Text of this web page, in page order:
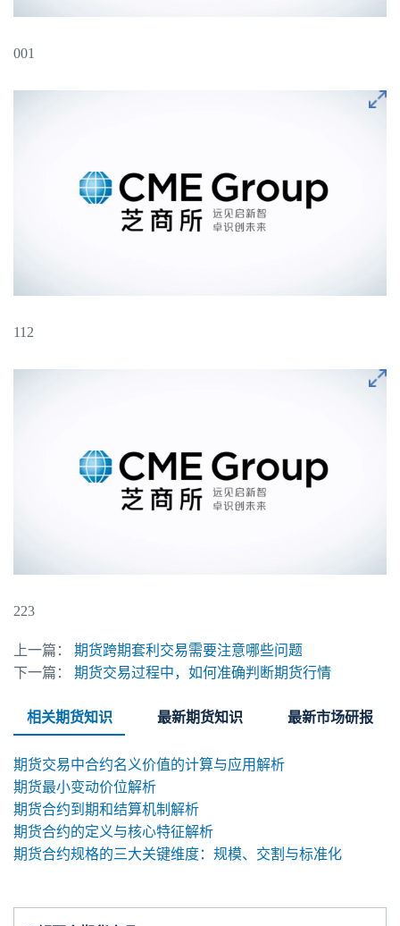
001
112
223
上一篇：
期货跨期套利交易需要注意哪些问题
下一篇：
期货交易过程中，如何准确判断期货行情
相关期货知识 最新期货知识 最新市场研报
期货交易中合约名义价值的计算与应用解析
期货最小变动价位解析
期货合约到期和结算机制解析
期货合约的定义与核心特征解析
期货合约规格的三大关键维度：规模、交割与标准化